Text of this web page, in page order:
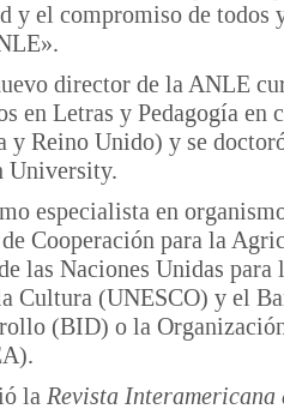
y el compromiso de todos
director de la ANLE
en Letras y Pedagogía en
y Reino Unido) y se
University.
especialista en
Cooperación para la
las Naciones Unidas para
Cultura (UNESCO) y el
(BID) o la
la Revista Interamericana